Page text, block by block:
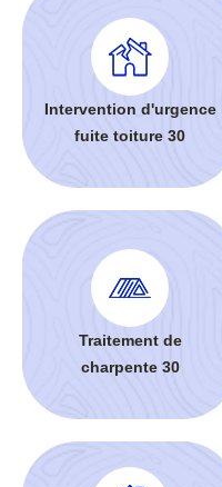
Intervention d'urgence
fuite toiture 30
Traitement de
charpente 30